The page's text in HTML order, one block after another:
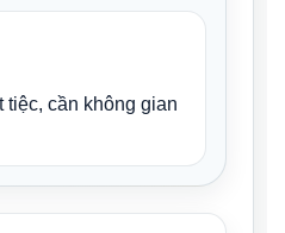
cần không gian